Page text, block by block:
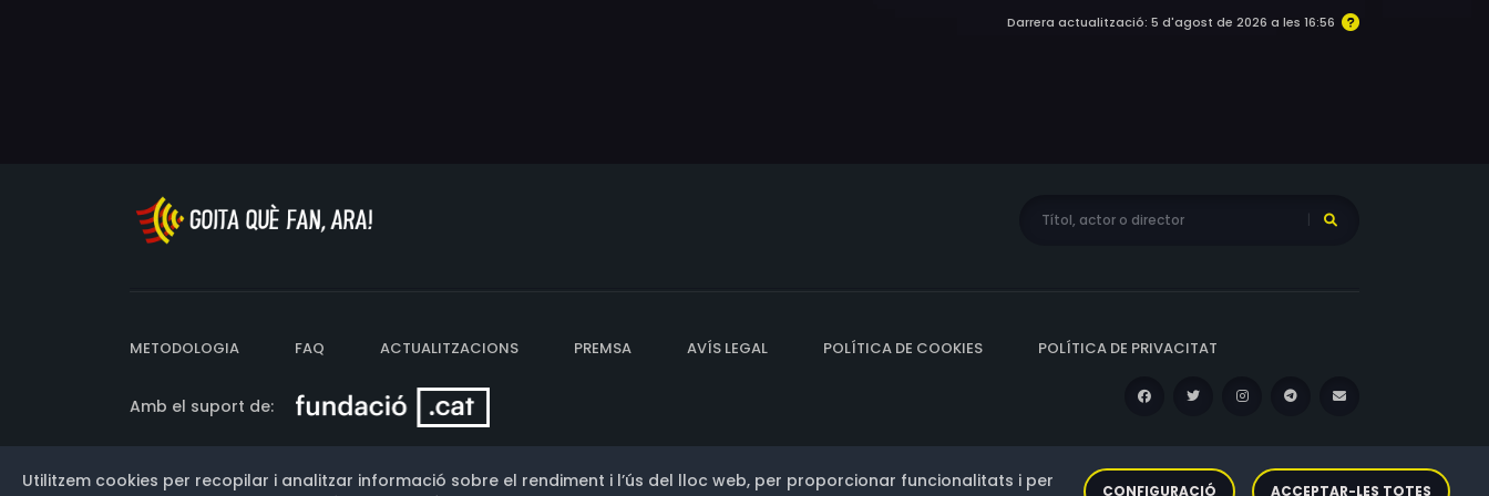
Darrera actualització: 5 d'agost de 2026 a les 16:56
METODOLOGIA FAQ ACTUALITZACIONS PREMSA AVÍS LEGAL POLÍTICA DE COOKIES POLÍTICA DE PRIVACITAT
Amb el suport de:
Utilitzem cookies per recopilar i analitzar informació sobre el rendiment i l’ús del lloc web, per proporcionar funcionalitats i per
CONFIGURACIÓ ACCEPTAR-LES TOTES